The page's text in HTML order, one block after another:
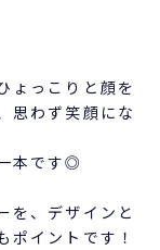
ょっこりと顔を
思わず笑顔にな
本です◎
を、デザインと
ポイントです！